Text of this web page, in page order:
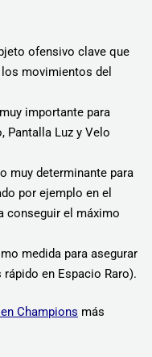
ofensivo clave que
movimientos del
importante para
Pantalla Luz y Velo
muy determinante para
por ejemplo en el
conseguir el máximo
medida para asegurar
en Espacio Raro).
Champions más